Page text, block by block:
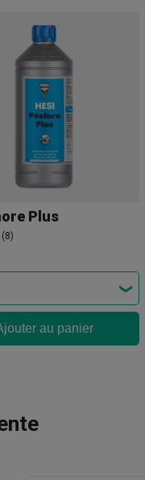
Plus
(8)
au panier